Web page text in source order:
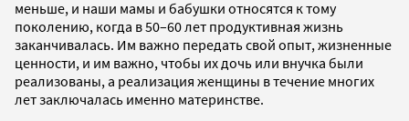
меньше, и наши мамы и бабушки относятся к тому
поколению, когда в 50–60 лет продуктивная жизнь
заканчивалась. Им важно передать свой опыт, жизненные
ценности, и им важно, чтобы их дочь или внучка были
реализованы, а реализация женщины в течение многих
лет заключалась именно материнстве.